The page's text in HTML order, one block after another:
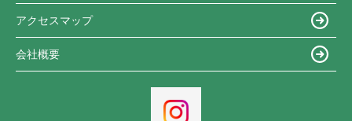
アクセスマップ
会社概要